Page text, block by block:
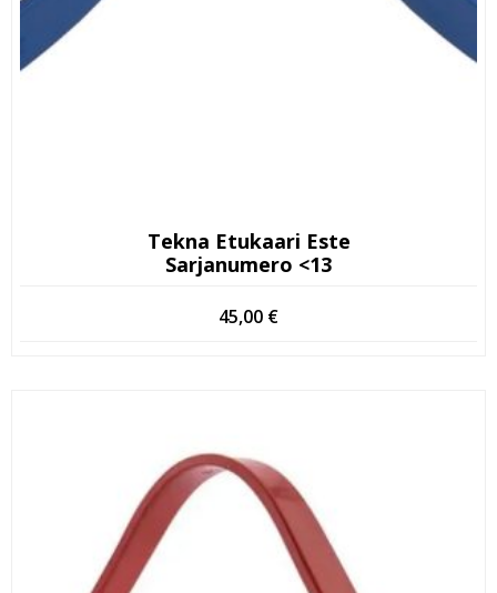
Tekna Etukaari Este
Sarjanumero <13
45,00 €